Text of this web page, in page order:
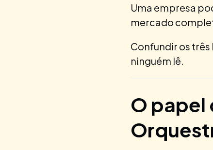
Uma empresa
mercado
Confundir os três
ninguém lê.
O